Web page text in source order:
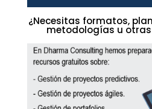
¿Necesitas formatos,
metodologías u